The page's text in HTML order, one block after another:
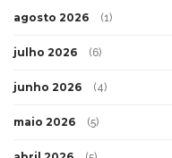
agosto 2026 (1)
julho 2026 (6)
junho 2026 (4)
maio 2026 (5)